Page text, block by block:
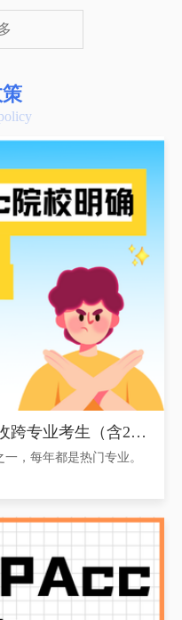
这些MPAcc院校明确不招收跨专业考生（含211...
，每年都是热门专业。